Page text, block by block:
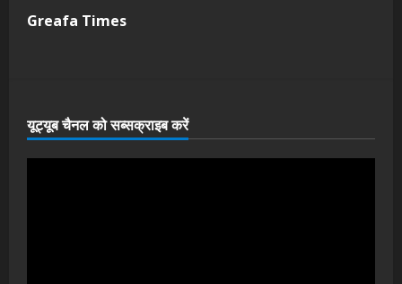
Greafa Times
यूट्यूब चैनल को सब्सक्राइब करें